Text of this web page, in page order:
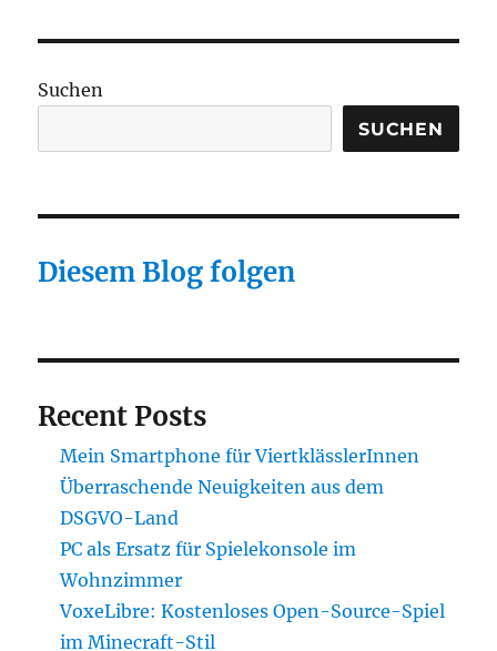
Suchen
SUCHEN
Diesem Blog folgen
Recent Posts
Mein Smartphone für ViertklässlerInnen
Überraschende Neuigkeiten aus dem
DSGVO-Land
PC als Ersatz für Spielekonsole im
Wohnzimmer
VoxeLibre: Kostenloses Open-Source-Spiel
im Minecraft-Stil